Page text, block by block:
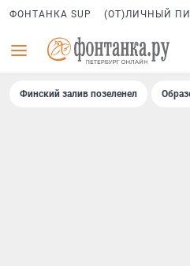
ФОНТАНКА SUP (ОТ)ЛИЧНЫЙ
Финский залив позеленел